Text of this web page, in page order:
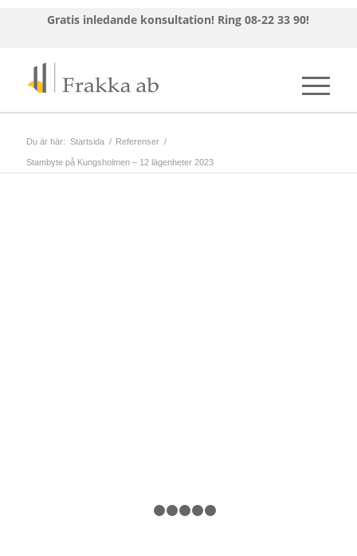
Gratis inledande konsultation! Ring 08-22 33 90!
Du är här: Startsida / Referenser /
Stambyte på Kungsholmen – 12 lägenheter 2023